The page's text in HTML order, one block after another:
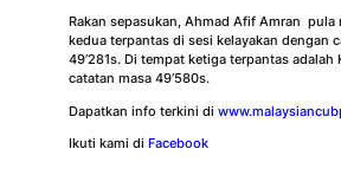
Rakan sepasukan, Ahmad Afif Amran pula
kedua terpantas di sesi kelayakan dengan
49’281s. Di tempat ketiga terpantas adalah
catatan masa 49’580s.
Dapatkan info terkini di
Ikuti kami diFacebook